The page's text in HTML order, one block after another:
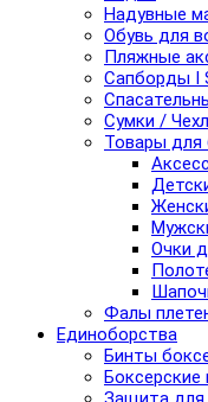
Надувные
Обувь для
Пляжные
Сапборды I
Сумки /
Товары для
Очки
Фалы
Единоборства
Бинты